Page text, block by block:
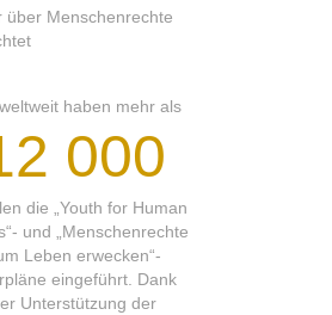
über Menschenrechte
haben mehr als
000
die „Youth for Human
und „Menschenrechte
Leben erwecken“-
eingeführt. Dank
Unterstützung der